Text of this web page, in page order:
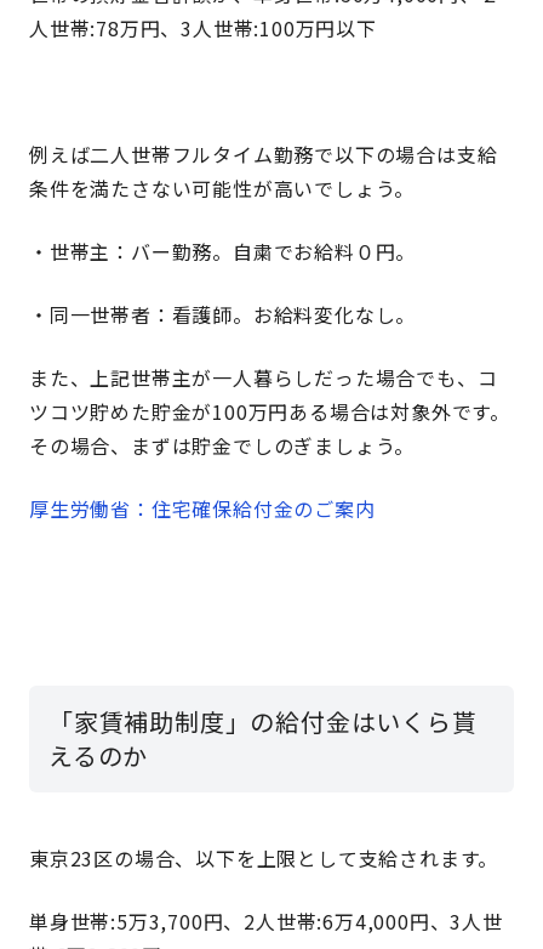
人世帯:78万円、3人世帯:100万円以下
例えば二人世帯フルタイム勤務で以下の場合は支給
条件を満たさない可能性が高いでしょう。
・世帯主：バー勤務。自粛でお給料０円。
・同一世帯者：看護師。お給料変化なし。
また、上記世帯主が一人暮らしだった場合でも、コ
ツコツ貯めた貯金が100万円ある場合は対象外です。
その場合、まずは貯金でしのぎましょう。
厚生労働省：住宅確保給付金のご案内
「家賃補助制度」の給付金はいくら貰
えるのか
東京23区の場合、以下を上限として支給されます。
単身世帯:5万3,700円、2人世帯:6万4,000円、3人世